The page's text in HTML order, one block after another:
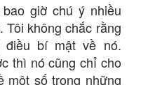
giờ chú ý nhiều
Tôi không chắc rằng
điều bí mật về nó.
thì nó cũng chỉ cho
một số trong những